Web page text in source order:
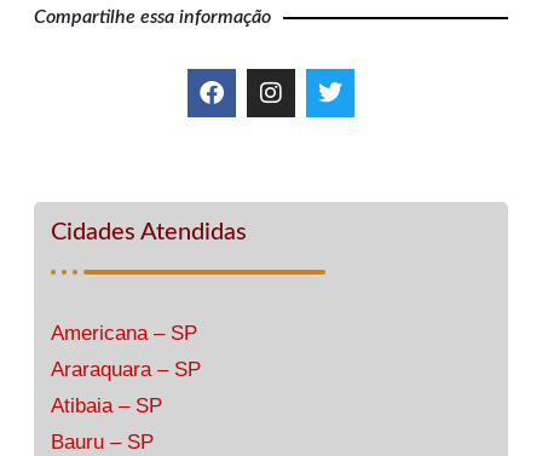
Compartilhe essa informação
Cidades Atendidas
Americana – SP
Araraquara – SP
Atibaia – SP
Bauru – SP